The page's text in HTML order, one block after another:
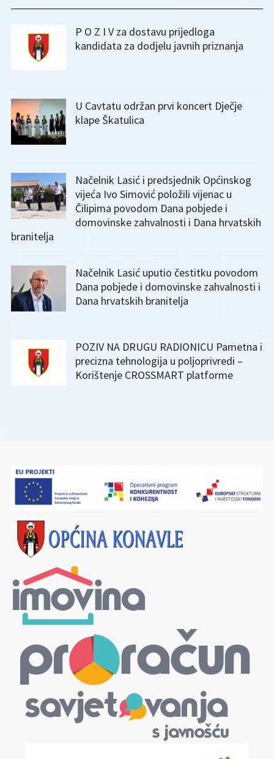
P O Z I V za dostavu prijedloga
kandidata za dodjelu javnih priznanja
U Cavtatu održan prvi koncert Dječje
klape Škatulica
Načelnik Lasić i predsjednik Općinskog
vijeća Ivo Simović položili vijenac u
Čilipima povodom Dana pobjede i
domovinske zahvalnosti i Dana hrvatskih
branitelja
Načelnik Lasić uputio čestitku povodom
Dana pobjede i domovinske zahvalnosti i
Dana hrvatskih branitelja
POZIV NA DRUGU RADIONICU Pametna i
precizna tehnologija u poljoprivredi –
Korištenje CROSSMART platforme